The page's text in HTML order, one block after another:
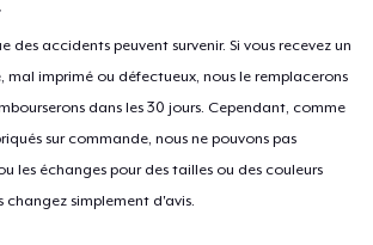
des accidents peuvent survenir. Si vous recevez un
imprimé ou défectueux, nous le remplacerons
dans les 30 jours. Cependant, comme
sur commande, nous ne pouvons pas
les échanges pour des tailles ou des couleurs
changez simplement d'avis.